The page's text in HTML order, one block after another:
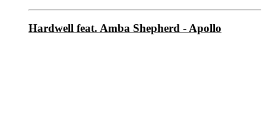
Hardwell feat. Amba Shepherd - Apollo